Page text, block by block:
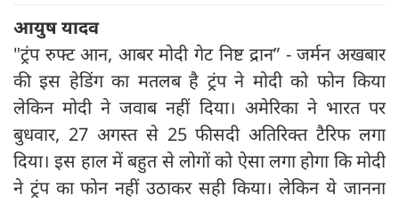
आयुष यादव
"ट्रंप रुफ्ट आन, आबर मोदी गेट निष्ट द्रान” - जर्मन अखबार
की इस हेडिंग का मतलब है ट्रंप ने मोदी को फोन किया
लेकिन मोदी ने जवाब नहीं दिया। अमेरिका ने भारत पर
बुधवार, 27 अगस्त से 25 फीसदी अतिरिक्त टैरिफ लगा
दिया। इस हाल में बहुत से लोगों को ऐसा लगा होगा कि मोदी
ने ट्रंप का फोन नहीं उठाकर सही किया। लेकिन ये जानना